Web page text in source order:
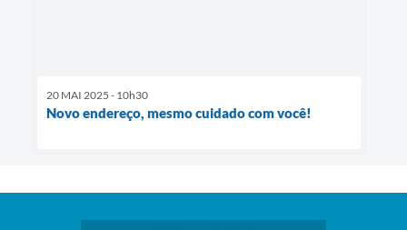
20 MAI 2025 - 10h30
Novo endereço, mesmo cuidado com você!